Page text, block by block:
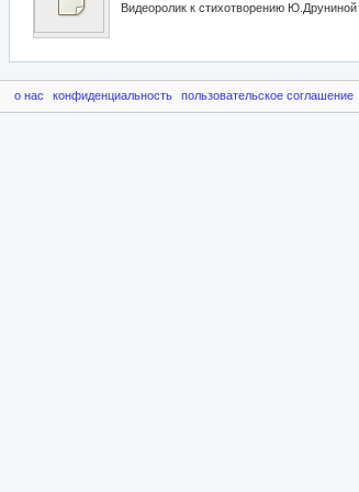
Видеоролик к стихотворению
о нас конфиденциальность пользовательское соглашение